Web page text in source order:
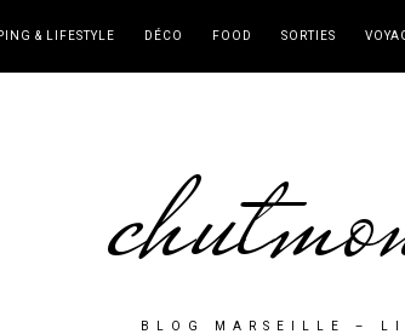
& LIFESTYLE DÉCO FOOD SORTIES
BLOG MARSEILLE –